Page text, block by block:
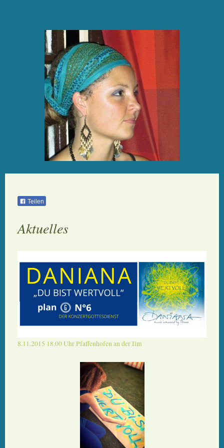
Teilen
Aktuelles
8.11.2015 18.00 Uhr Pfaffenhofen an der Ilm